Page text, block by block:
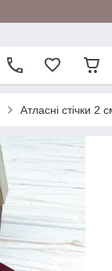
Атласні стічки 2